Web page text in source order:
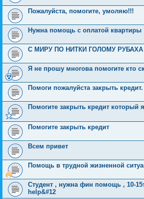
Пожалуйста, помогите, умоляю!!!
Нужна помощь с оплатой квартиры
С МИРУ ПО НИТКИ ГОЛОМУ РУБАХА
Я не прошу многова помогите кто
Помоги пожалуйста закрыть кредит.
Помогите закрыть кредит который
Помогите закрыть кредит
Всем привет
Помощь в трудной жизненной
Студент , нужна фин помощь , 10-
help&#12